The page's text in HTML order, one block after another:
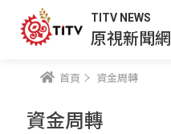
TITV NEWS
原視新聞網
首頁 資金周轉
資金周轉